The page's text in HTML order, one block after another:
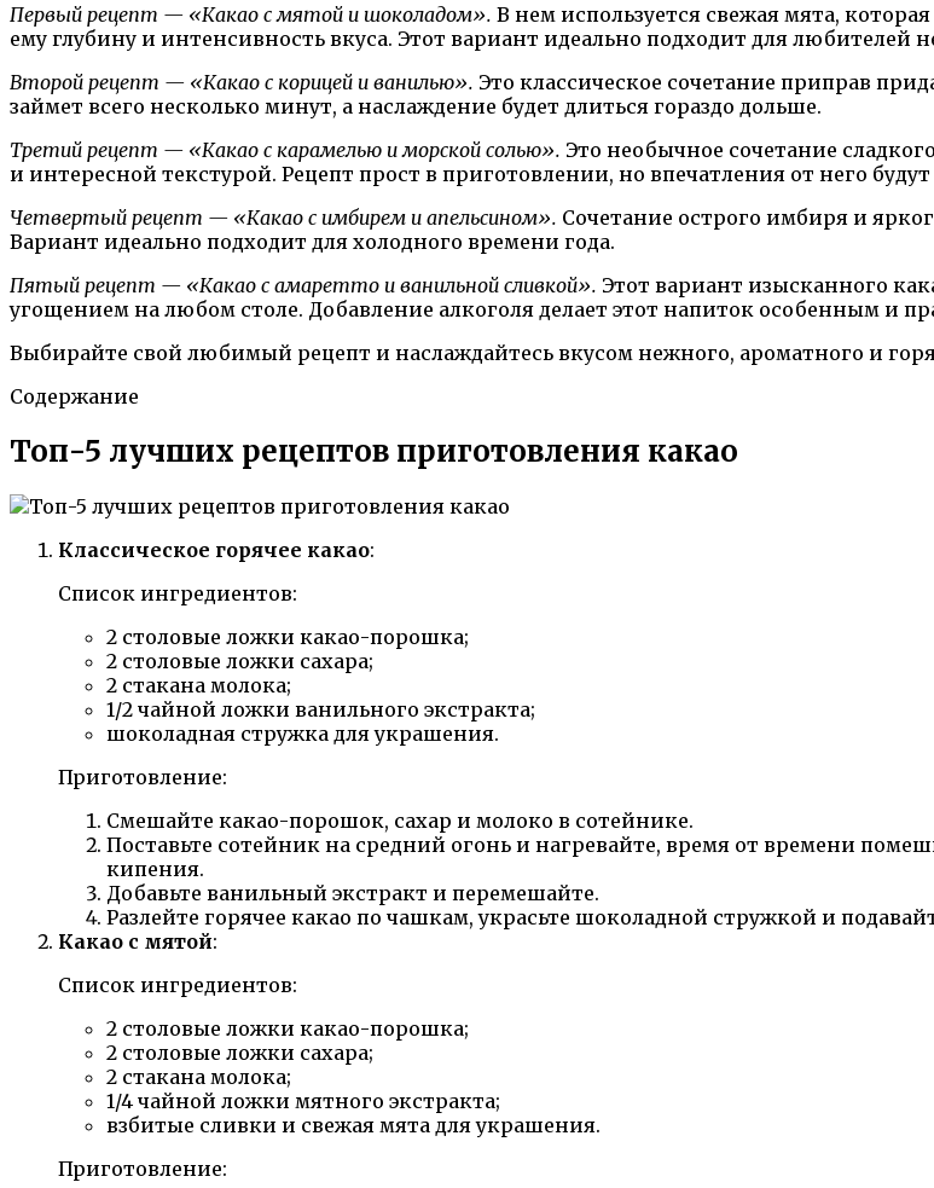
Первый рецепт — «Какао с мятой и шоколадом». В нем используется свежая мята,
ему глубину и интенсивность вкуса. Этот вариант идеально подходит для любителей
Второй рецепт — «Какао с корицей и ванилью». Это классическое сочетание приправ
займет всего несколько минут, а наслаждение будет длиться гораздо дольше.
Третий рецепт — «Какао с карамелью и морской солью». Это необычное сочетание
и интересной текстурой. Рецепт прост в приготовлении, но впечатления от него
Четвертый рецепт — «Какао с имбирем и апельсином». Сочетание острого имбиря и
Вариант идеально подходит для холодного времени года.
Пятый рецепт — «Какао с амаретто и ванильной сливкой». Этот вариант изысканного
угощением на любом столе. Добавление алкоголя делает этот напиток особенным и
Выбирайте свой любимый рецепт и наслаждайтесь вкусом нежного, ароматного и
Содержание
Топ-5 лучших рецептов приготовления какао
Классическое горячее какао:
Список ингредиентов:
2 столовые ложки какао-порошка;
2 столовые ложки сахара;
2 стакана молока;
1/2 чайной ложки ванильного экстракта;
шоколадная стружка для украшения.
Приготовление:
Смешайте какао-порошок, сахар и молоко в сотейнике.
Поставьте сотейник на средний огонь и нагревайте, время от времени
кипения.
Добавьте ванильный экстракт и перемешайте.
Разлейте горячее какао по чашкам, украсьте шоколадной стружкой и
Какао с мятой:
Список ингредиентов:
2 столовые ложки какао-порошка;
2 столовые ложки сахара;
2 стакана молока;
1/4 чайной ложки мятного экстракта;
взбитые сливки и свежая мята для украшения.
Приготовление: